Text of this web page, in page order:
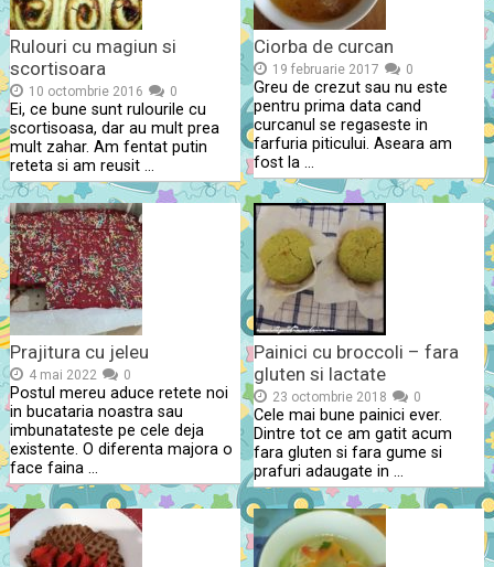
Rulouri cu magiun si
scortisoara
10 octombrie 2016 0
Ei, ce bune sunt rulourile cu
scortisoasa, dar au mult prea
mult zahar. Am fentat putin
reteta si am reusit …
Ciorba de curcan
19 februarie 2017 0
Greu de crezut sau nu este
pentru prima data cand
curcanul se regaseste in
farfuria piticului. Aseara am
fost la …
Prajitura cu jeleu
4 mai 2022 0
Postul mereu aduce retete noi
in bucataria noastra sau
imbunatateste pe cele deja
existente. O diferenta majora o
face faina …
Painici cu broccoli – fara
gluten si lactate
23 octombrie 2018 0
Cele mai bune painici ever.
Dintre tot ce am gatit acum
fara gluten si fara gume si
prafuri adaugate in …